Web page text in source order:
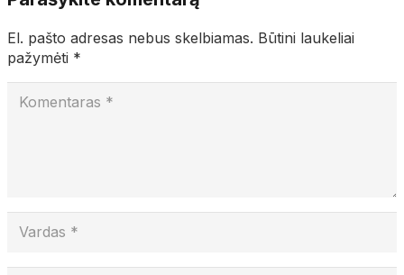
El. pašto adresas nebus skelbiamas. Būtini laukeliai
pažymėti *